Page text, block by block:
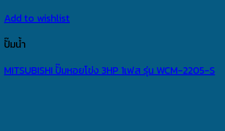
Add to wishlist
ปั๊มน้ำ
MITSUBISHI ปั๊มหอยโข่ง 3HP 1เฟส รุ่น WCM-2205-S